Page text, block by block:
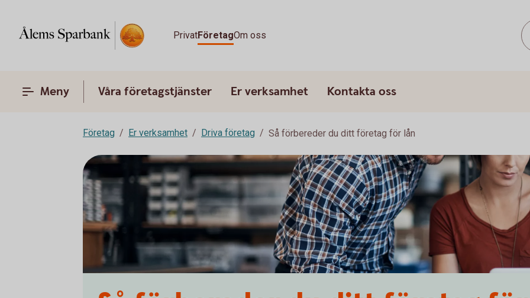
PrivatFöretagOm oss
Meny Våra företagstjänster Er verksamhet Kontakta oss
Företag Er verksamhet Driva företag Så förbereder du ditt företag för lån